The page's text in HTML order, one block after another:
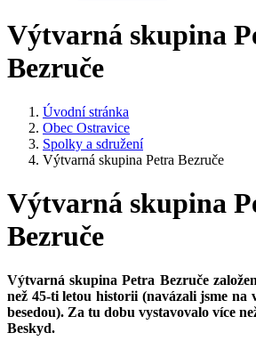
Výtvarná skupina
Bezruče
Úvodní stránka
Obec Ostravice
Spolky a sdružení
Výtvarná skupina Petra Bezruče
Výtvarná skupina
Bezruče
Výtvarná skupina Petra Bezruče
než 45-ti letou historii (navázali jsme na
besedou). Za tu dobu vystavovalo více
Beskyd.